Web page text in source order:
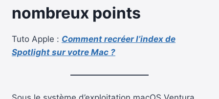
nombreux points
Tuto Apple : Comment recréer l’index de
Spotlight sur votre Mac ?